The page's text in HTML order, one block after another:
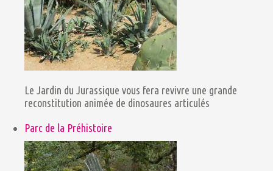
Le Jardin du Jurassique vous fera revivre une grande
reconstitution animée de dinosaures articulés
Parc de la Préhistoire